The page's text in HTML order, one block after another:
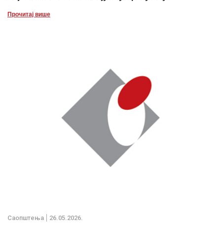
Прочитај више
Саопштења 26.05.2026.